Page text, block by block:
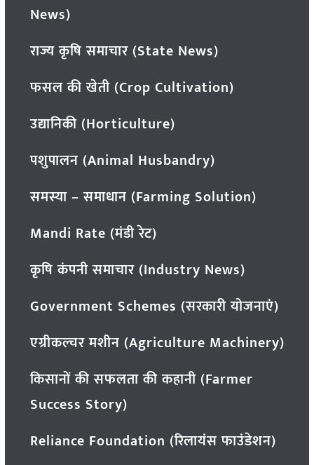
News)
राज्य कृषि समाचार (State News)
फसल की खेती (Crop Cultivation)
उद्यानिकी (Horticulture)
पशुपालन (Animal Husbandry)
समस्या – समाधान (Farming Solution)
Mandi Rate (मंडी रेट)
कृषि कंपनी समाचार (Industry News)
Government Schemes (सरकारी योजनाएं)
एग्रीकल्चर मशीन (Agriculture Machinery)
किसानों की सफलता की कहानी (Farmer
Success Story)
Reliance Foundation (रिलायंस फाउंडेशन)